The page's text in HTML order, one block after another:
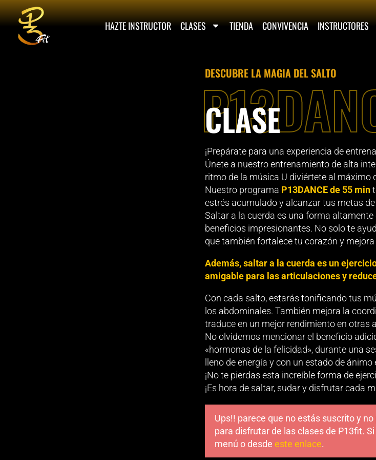
HAZTE INSTRUCTOR CLASES TIENDA CONVIVENCIA INSTRUCTORES
DESCUBRE LA MAGIA DEL SALTO
CLASE
¡Prepárate para una experiencia de
Únete a nuestro entrenamiento de alta
ritmo de la música U diviértete al máximo
Nuestro programa P13DANCE de 55 min
estrés acumulado y alcanzar tus metas
Saltar a la cuerda es una forma
beneficios impresionantes. No solo te
que también fortalece tu corazón y
Además, saltar a la cuerda es un
amigable para las articulaciones y
Con cada salto, estarás tonificando tus
los abdominales. También mejora la
traduce en un mejor rendimiento en otras
No olvidemos mencionar el beneficio
«hormonas de la felicidad», durante una
lleno de energía y con un estado de
¡No te pierdas esta increíble forma de
¡Es hora de saltar, sudar y disfrutar cada
Ups!! parece que no estás suscrito y
para disfrutar de las clases de P13fit.
menú o desde este enlace.